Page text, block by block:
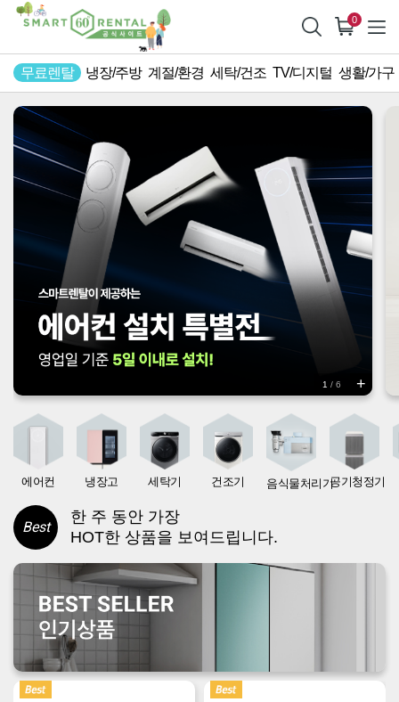
0
무료렌탈 냉장/주방 계절/환경 세탁/건조 TV/디지털 생활/가구
1 / 6 +
에어컨 냉장고 세탁기 건조기 음식물처리기공기청정기
Best
한 주 동안 가장
HOT한 상품을 보여드립니다.